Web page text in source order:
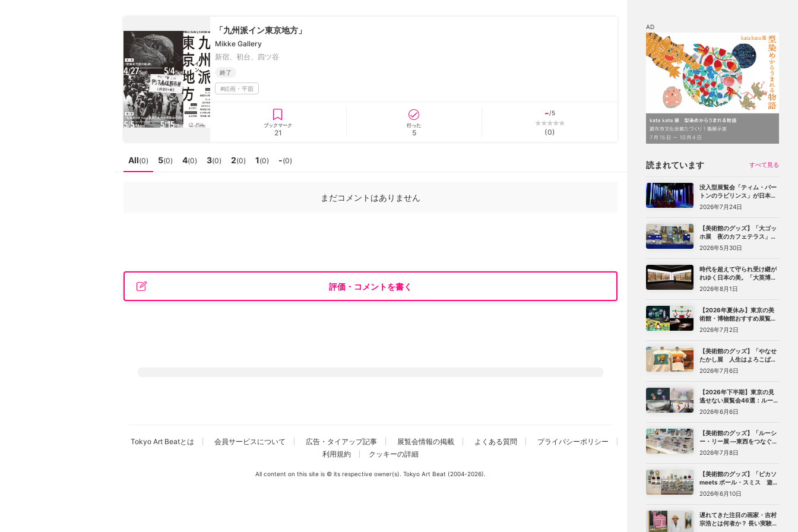
ホーム チケット割引
「九州派イン東京地方」
Mikke Gallery
新宿、初台、四ツ谷
終了
#絵画・平面
ブックマーク
21
行った
5
-/5
(0)
All(0) 5(0) 4(0) 3(0) 2(0) 1(0) -(0)
まだコメントはありません
評価・コメントを書く
AD
読まれています すべて見る
没入型展覧会「ティム・バー
トンのラビリンス」が日本初
上陸。豊洲のCREVIA BASE
Tokyoで11月開幕
2026年7月24日
【美術館のグッズ】「大ゴッ
ホ展 夜のカフェテラス」
（上野の森美術館）で見つけ
た、編集部おすすめグッズ10
2026年5月30日
時代を超えて守られ受け継が
れゆく日本の美。「大英博物
館 日本美術コレクション 百花
繚乱〜海を越えた江戸絵画」
2026年8月1日
【2026年夏休み】東京の美
術館・博物館おすすめ展覧会
27選｜ゴッホ、レンブラント
から、ピングー、トニー・ア
2026年7月2日
【美術館のグッズ】「やなせ
たかし展 人生はよろこばせ
ごっこ」 （世田谷文学館）で
見つけた、編集部おすすめグ
2026年7月6日
【2026年下半期】東京の見
逃せない展覧会46選：ルーヴ
ル美術館展、ターナー展か
ら、マリメッコ、森万里子展
2026年6月6日
【美術館のグッズ】「ルーシ
ー・リー展 ―東西をつなぐ優
美のうつわ―」（東京都庭園
美術館）で見つけた、編集部
2026年7月8日
【美術館のグッズ】「ピカソ
meets ポール・スミス 遊び
心の冒険へ」（国立新美術
館）で見つけた、編集部おす
2026年6月10日
遅れてきた注目の画家・吉村
宗浩とは何者か？ 長い実験期
Tokyo Art Beatとは 会員サービスについて 広告・タイアップ記事 展覧会情報の掲載 よくある質問
プライバシーポリシー
利用規約
クッキーの詳細
All content on this site is © its respective owner(s). Tokyo Art Beat (2004-2026).